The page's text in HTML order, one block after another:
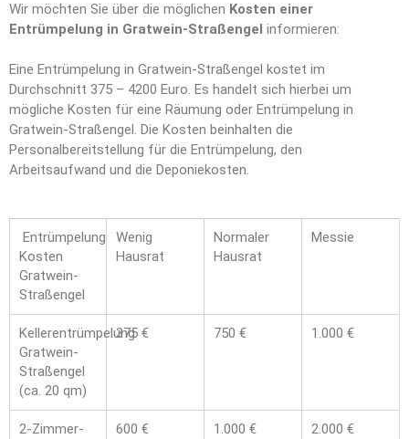
Wir möchten Sie über die möglichen Kosten einer
Entrümpelung in Gratwein-Straßengel informieren:
Eine Entrümpelung in Gratwein-Straßengel kostet im
Durchschnitt 375 – 4200 Euro. Es handelt sich hierbei um
mögliche Kosten für eine Räumung oder Entrümpelung in
Gratwein-Straßengel. Die Kosten beinhalten die
Personalbereitstellung für die Entrümpelung, den
Arbeitsaufwand und die Deponiekosten.
Entrümpelung
Kosten
Gratwein-
Straßengel
Wenig
Hausrat
Normaler
Hausrat
Messie
Kellerentrümpelung
Gratwein-
Straßengel
(ca. 20 qm)
375 € 750 € 1.000 €
2-Zimmer-
600 € 1.000 € 2.000 €